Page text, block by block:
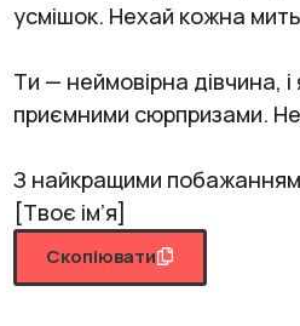
усмішок. Нехай кожна
Ти — неймовірна дівчина,
приємними сюрпризами.
З найкращими
[Твоє ім’я]
Скопіювати